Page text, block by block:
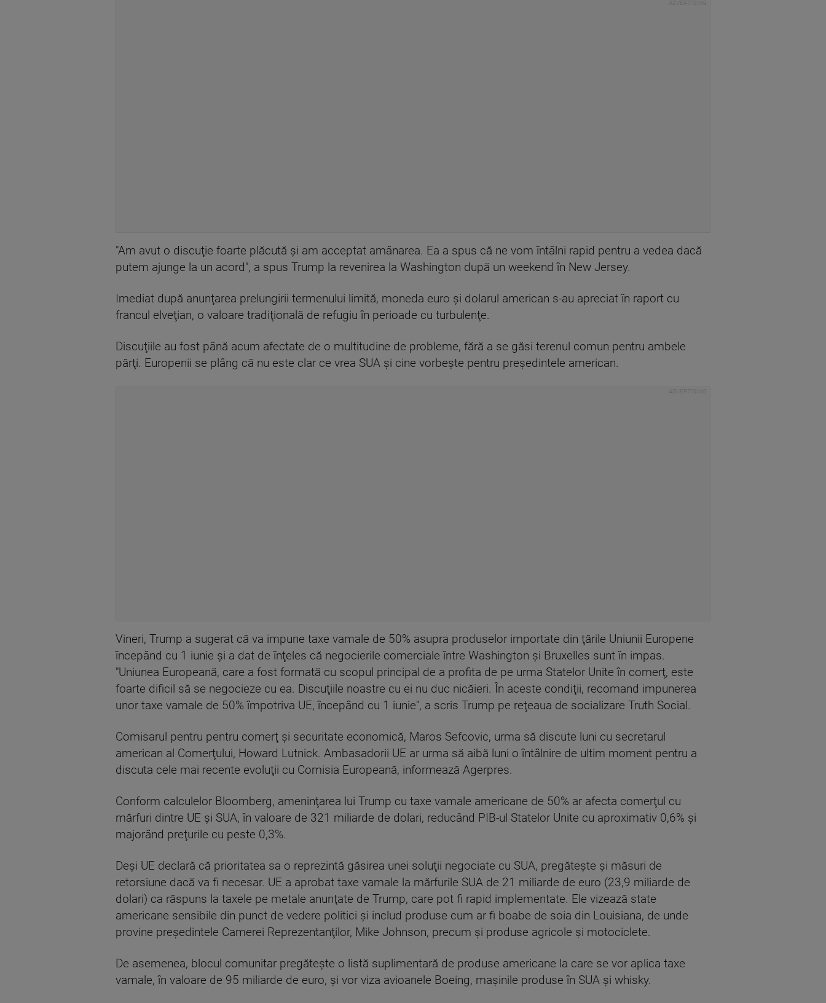
"Am avut o discuţie foarte plăcută şi am acceptat amânarea. Ea a spus că ne vom întâlni rapid pentru a vedea dacă
putem ajunge la un acord", a spus Trump la revenirea la Washington după un weekend în New Jersey.
Imediat după anunţarea prelungirii termenului limită, moneda euro şi dolarul american s-au apreciat în raport cu
francul elveţian, o valoare tradiţională de refugiu în perioade cu turbulenţe.
Discuţiile au fost până acum afectate de o multitudine de probleme, fără a se găsi terenul comun pentru ambele
părţi. Europenii se plâng că nu este clar ce vrea SUA şi cine vorbeşte pentru preşedintele american.
Vineri, Trump a sugerat că va impune taxe vamale de 50% asupra produselor importate din ţările Uniunii Europene
începând cu 1 iunie şi a dat de înţeles că negocierile comerciale între Washington şi Bruxelles sunt în impas.
"Uniunea Europeană, care a fost formată cu scopul principal de a profita de pe urma Statelor Unite în comerţ, este
foarte dificil să se negocieze cu ea. Discuţiile noastre cu ei nu duc nicăieri. În aceste condiţii, recomand impunerea
unor taxe vamale de 50% împotriva UE, începând cu 1 iunie", a scris Trump pe reţeaua de socializare Truth Social.
Comisarul pentru pentru comerţ şi securitate economică, Maros Sefcovic, urma să discute luni cu secretarul
american al Comerţului, Howard Lutnick. Ambasadorii UE ar urma să aibă luni o întâlnire de ultim moment pentru a
discuta cele mai recente evoluţii cu Comisia Europeană, informează Agerpres.
Conform calculelor Bloomberg, ameninţarea lui Trump cu taxe vamale americane de 50% ar afecta comerţul cu
mărfuri dintre UE şi SUA, în valoare de 321 miliarde de dolari, reducând PIB-ul Statelor Unite cu aproximativ 0,6% şi
majorând preţurile cu peste 0,3%.
Deşi UE declară că prioritatea sa o reprezintă găsirea unei soluţii negociate cu SUA, pregăteşte şi măsuri de
retorsiune dacă va fi necesar. UE a aprobat taxe vamale la mărfurile SUA de 21 miliarde de euro (23,9 miliarde de
dolari) ca răspuns la taxele pe metale anunţate de Trump, care pot fi rapid implementate. Ele vizează state
americane sensibile din punct de vedere politici şi includ produse cum ar fi boabe de soia din Louisiana, de unde
provine preşedintele Camerei Reprezentanţilor, Mike Johnson, precum şi produse agricole şi motociclete.
De asemenea, blocul comunitar pregăteşte o listă suplimentară de produse americane la care se vor aplica taxe
vamale, în valoare de 95 miliarde de euro, şi vor viza avioanele Boeing, maşinile produse în SUA şi whisky.